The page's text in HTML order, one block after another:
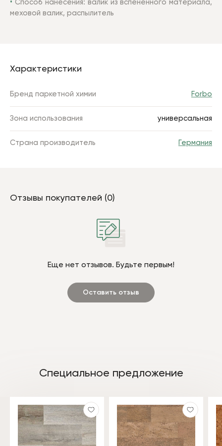
Способ нанесения: валик из вспененного материала,
меховой валик, распылитель
Характеристики
Бренд паркетной химии Forbo
Зона использования универсальная
Страна производитель Германия
Отзывы покупателей (0)
Еще нет отзывов. Будьте первым!
Оставить отзыв
Специальное предложение